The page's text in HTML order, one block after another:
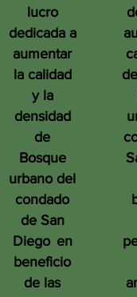
lucro
dedicada a
aumentar
la calidad
y la
densidad
de
Bosque
urbano del
condado
de San
Diego en
beneficio
de las